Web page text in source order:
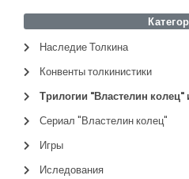
Наследие Толкина
Конвенты толкинистики
Трилогии "Властелин колец"
Сериал "Властелин колец"
Игры
Иследования